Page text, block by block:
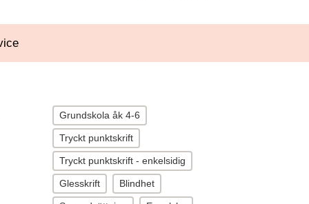
Grundskola åk 4-6
Tryckt punktskrift
Tryckt punktskrift - enkelsidig
Glesskrift Blindhet